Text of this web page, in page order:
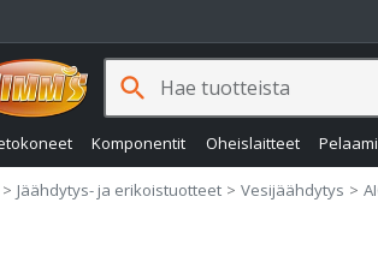
Komponentit Oheislaitteet
search
Jimms.fi
Jäähdytys- ja erikoistuotteet Vesijäähdytys